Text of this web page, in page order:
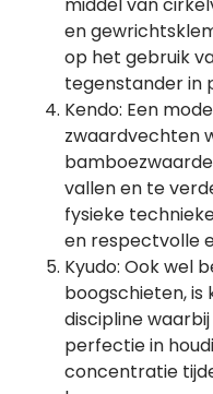
en
op het gebruik
tegenstander in
Kendo: Een
zwaardvechten
vallen en te
fysieke
en respectvolle
Kyudo: Ook wel
boogschieten, is
discipline
perfectie in
concentratie